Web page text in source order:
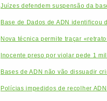
Juízes defendem suspensão da
Base de Dados de ADN identificou
Nova técnica permite traçar
Inocente preso por violar pede 1
Bases de ADN não vão dissuadir
Polícias impedidos de recolher